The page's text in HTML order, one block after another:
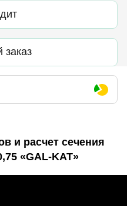
заказ
и расчет сечения
«GAL-KAT»